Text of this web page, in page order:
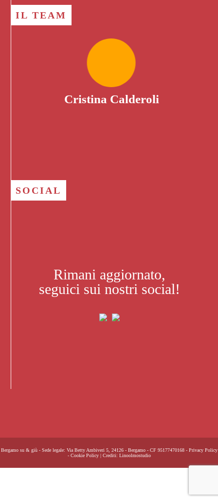
IL TEAM
Cristina Calderoli
SOCIAL
Rimani aggiornato,
seguici sui nostri social!
Bergamo su & giù - Sede legale: Via Betty Ambiveri 5, 24126 - Bergamo - CF 95177470168 - Privacy Policy
- Cookie Policy| Crediti: Linoolmostudio